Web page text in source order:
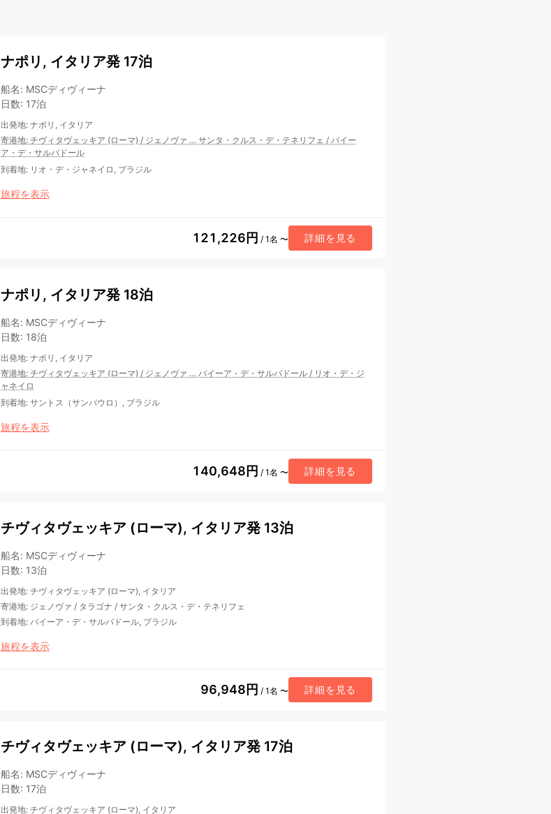
ナポリ, イタリア発 17泊
船名: MSCディヴィーナ
日数: 17泊
出発地: ナポリ, イタリア
寄港地: チヴィタヴェッキア (ローマ) / ジェノヴァ … サンタ・クルス・デ・テネリフェ / バイー
ア・デ・サルバドール
到着地: リオ・デ・ジャネイロ, ブラジル
旅程を表示
121,226円 / 1名 〜 詳細を見る
ナポリ, イタリア発 18泊
船名: MSCディヴィーナ
日数: 18泊
出発地: ナポリ, イタリア
寄港地: チヴィタヴェッキア (ローマ) / ジェノヴァ … バイーア・デ・サルバドール/ リオ・デ・ジ
ャネイロ
到着地: サントス（サンパウロ）, ブラジル
旅程を表示
140,648円 / 1名 〜 詳細を見る
チヴィタヴェッキア (ローマ), イタリア発 13泊
船名: MSCディヴィーナ
日数: 13泊
出発地: チヴィタヴェッキア (ローマ), イタリア
寄港地: ジェノヴァ / タラゴナ / サンタ・クルス・デ・テネリフェ
到着地: バイーア・デ・サルバドール, ブラジル
旅程を表示
96,948円 / 1名 〜 詳細を見る
チヴィタヴェッキア (ローマ), イタリア発 17泊
船名: MSCディヴィーナ
日数: 17泊
出発地: チヴィタヴェッキア (ローマ), イタリア